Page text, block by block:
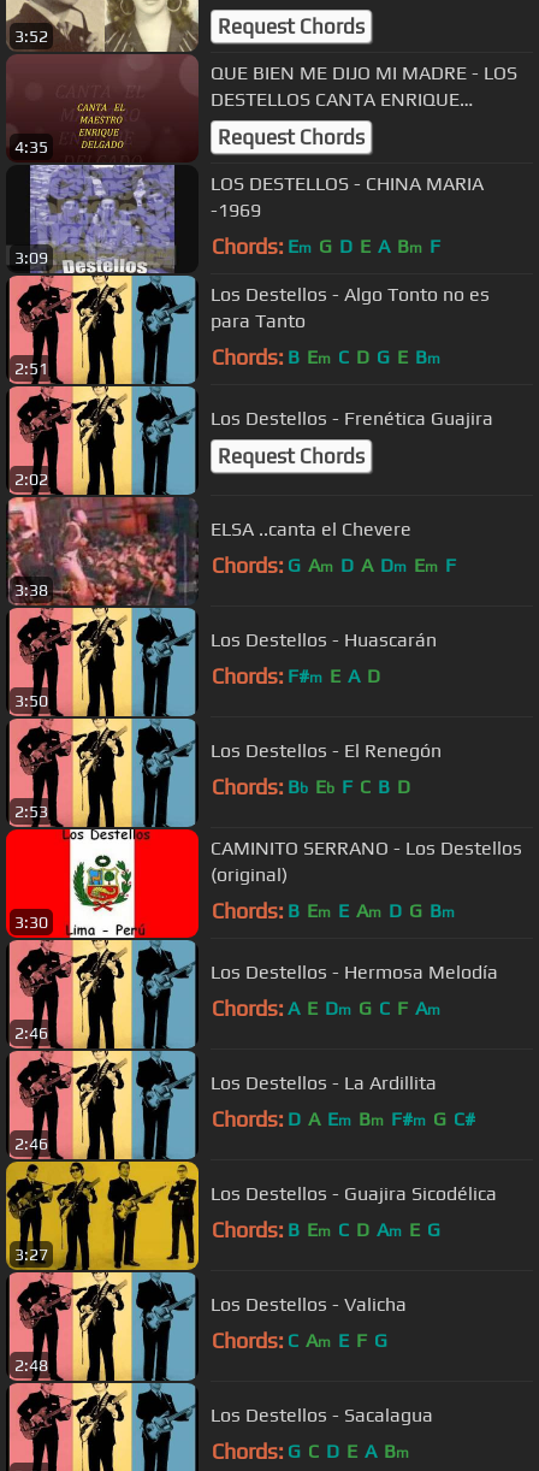
3:52 Request Chords
4:35
QUE BIEN ME DIJO MI MADRE - LOS
DESTELLOS CANTA ENRIQUE
DELGADO
Request Chords
3:09
LOS DESTELLOS - CHINA MARIA
-1969
Chords: Em G D E A Bm F
2:51
Los Destellos - Algo Tonto no es
para Tanto
Chords: B Em C D G E Bm
2:02
Los Destellos - Frenética Guajira
Request Chords
3:38
ELSA ..canta el Chevere
Chords: G Am D A Dm Em F
3:50
Los Destellos - Huascarán
Chords: F#m E A D
2:53
Los Destellos - El Renegón
Chords: Bb Eb F C B D
3:30
CAMINITO SERRANO - Los Destellos
(original)
Chords: B Em E Am D G Bm
2:46
Los Destellos - Hermosa Melodía
Chords: A E Dm G C F Am
2:46
Los Destellos - La Ardillita
Chords: D A Em Bm F#m G C#
3:27
Los Destellos - Guajira Sicodélica
Chords: B Em C D Am E G
2:48
Los Destellos - Valicha
Chords: C Am E F G
Los Destellos - Sacalagua
Chords: G C D E A Bm